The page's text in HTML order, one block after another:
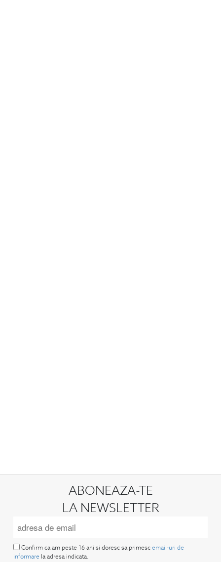
ABONEAZA-TE
LA NEWSLETTER
Confirm ca am peste 16 ani si doresc sa primesc email-uri de
informare la adresa indicata.